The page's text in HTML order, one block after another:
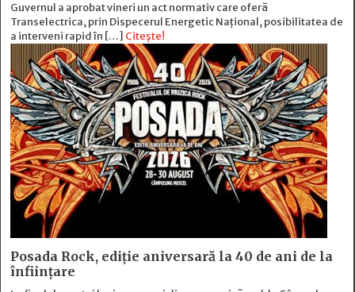
Guvernul a aprobat vineri un act normativ care oferă
Transelectrica, prin Dispecerul Energetic Național, posibilitatea de
a interveni rapid în […] Citește!
Posada Rock, ediţie aniversară la 40 de ani de la
înfiinţare